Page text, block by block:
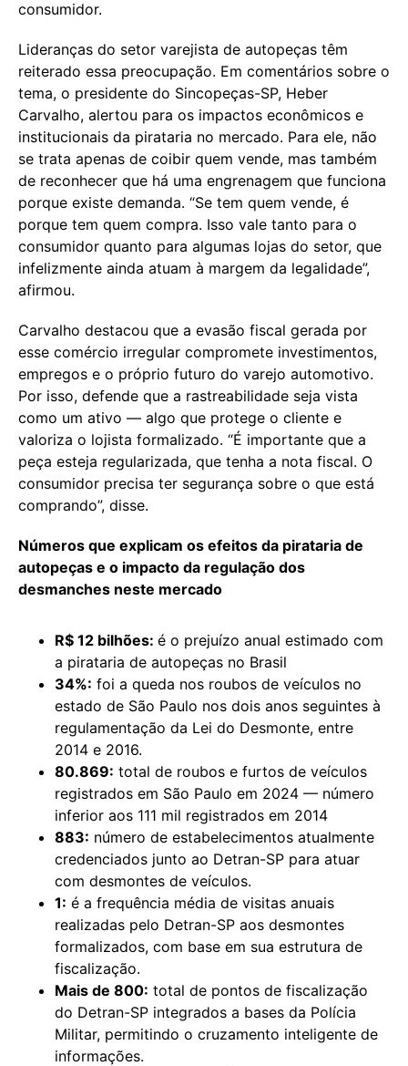
consumidor.
Lideranças do setor varejista de autopeças têm
reiterado essa preocupação. Em comentários sobre o
tema, o presidente do Sincopeças-SP, Heber
Carvalho, alertou para os impactos econômicos e
institucionais da pirataria no mercado. Para ele, não
se trata apenas de coibir quem vende, mas também
de reconhecer que há uma engrenagem que funciona
porque existe demanda. “Se tem quem vende, é
porque tem quem compra. Isso vale tanto para o
consumidor quanto para algumas lojas do setor, que
infelizmente ainda atuam à margem da legalidade”,
afirmou.
Carvalho destacou que a evasão fiscal gerada por
esse comércio irregular compromete investimentos,
empregos e o próprio futuro do varejo automotivo.
Por isso, defende que a rastreabilidade seja vista
como um ativo — algo que protege o cliente e
valoriza o lojista formalizado. “É importante que a
peça esteja regularizada, que tenha a nota fiscal. O
consumidor precisa ter segurança sobre o que está
comprando”, disse.
Números que explicam os efeitos da pirataria de
autopeças e o impacto da regulação dos
desmanches neste mercado
R$ 12 bilhões: é o prejuízo anual estimado com
a pirataria de autopeças no Brasil
34%: foi a queda nos roubos de veículos no
estado de São Paulo nos dois anos seguintes à
regulamentação da Lei do Desmonte, entre
2014 e 2016.
80.869: total de roubos e furtos de veículos
registrados em São Paulo em 2024 — número
inferior aos 111 mil registrados em 2014
883: número de estabelecimentos atualmente
credenciados junto ao Detran-SP para atuar
com desmontes de veículos.
1: é a frequência média de visitas anuais
realizadas pelo Detran-SP aos desmontes
formalizados, com base em sua estrutura de
fiscalização.
Mais de 800: total de pontos de fiscalização
do Detran-SP integrados a bases da Polícia
Militar, permitindo o cruzamento inteligente de
informações.